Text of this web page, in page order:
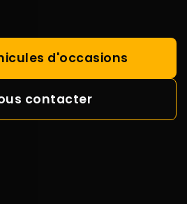
d'occasions
contacter